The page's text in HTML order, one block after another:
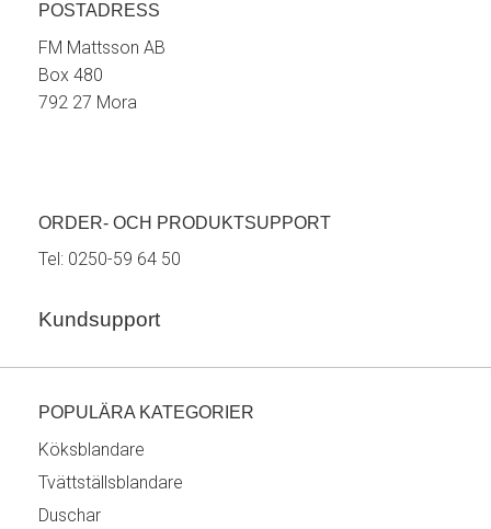
POSTADRESS
FM Mattsson AB
Box 480
792 27 Mora
ORDER- OCH PRODUKTSUPPORT
Tel: 0250-59 64 50
Kundsupport
POPULÄRA KATEGORIER
Köksblandare
Tvättställsblandare
Duschar